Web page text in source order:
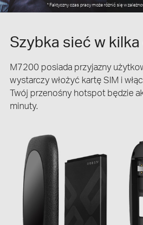
* Faktyczny czas pracy może różnić się w
Szybka sieć w
M7200 posiada przyjazny
wystarczy włożyć kartę SIM i
Twój przenośny hotspot będzie
minuty.